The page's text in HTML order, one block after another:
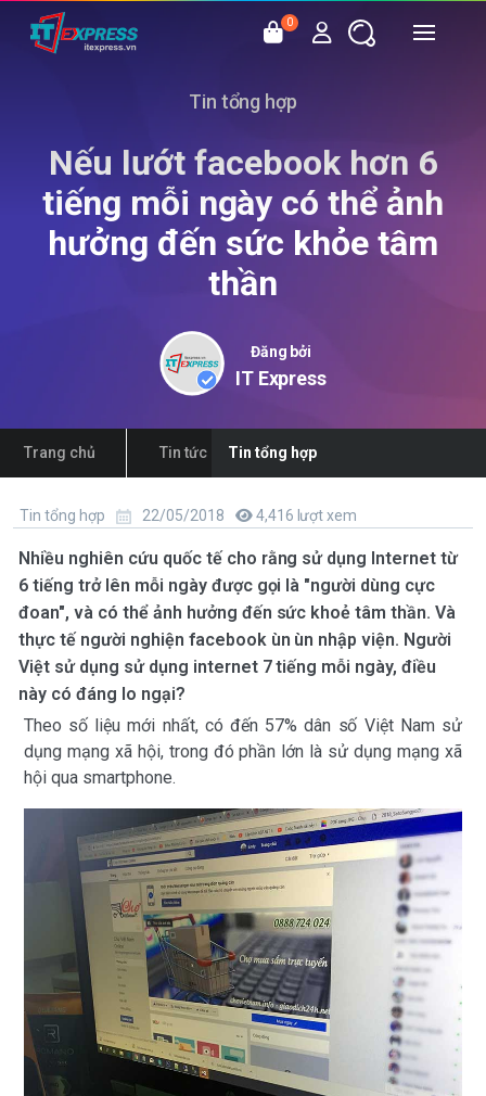
0
Tin tổng hợp
Nếu lướt facebook hơn 6
tiếng mỗi ngày có thể ảnh
hưởng đến sức khỏe tâm
thần
Đăng bởi
IT Express
Trang chủ Tin tức Tin tổng hợp
Tin tổng hợp 22/05/2018 4,416 lượt xem
Nhiều nghiên cứu quốc tế cho rằng sử dụng Internet từ
6 tiếng trở lên mỗi ngày được gọi là "người dùng cực
đoan", và có thể ảnh hưởng đến sức khoẻ tâm thần. Và
thực tế người nghiện facebook ùn ùn nhập viện. Người
Việt sử dụng sử dụng internet 7 tiếng mỗi ngày, điều
này có đáng lo ngại?
Theo số liệu mới nhất, có đến 57% dân số Việt Nam sử
dụng mạng xã hội, trong đó phần lớn là sử dụng mạng xã
hội qua smartphone.